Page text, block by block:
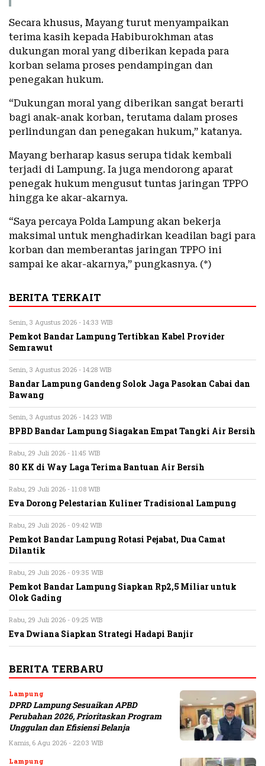
Secara khusus, Mayang turut menyampaikan
terima kasih kepada Habiburokhman atas
dukungan moral yang diberikan kepada para
korban selama proses pendampingan dan
penegakan hukum.
“Dukungan moral yang diberikan sangat berarti
bagi anak-anak korban, terutama dalam proses
perlindungan dan penegakan hukum,” katanya.
Mayang berharap kasus serupa tidak kembali
terjadi di Lampung. Ia juga mendorong aparat
penegak hukum mengusut tuntas jaringan TPPO
hingga ke akar-akarnya.
“Saya percaya Polda Lampung akan bekerja
maksimal untuk menghadirkan keadilan bagi para
korban dan memberantas jaringan TPPO ini
sampai ke akar-akarnya,” pungkasnya. (*)
BERITA TERKAIT
Senin, 3 Agustus 2026 - 14:33 WIB
Pemkot Bandar Lampung Tertibkan Kabel Provider
Semrawut
Senin, 3 Agustus 2026 - 14:28 WIB
Bandar Lampung Gandeng Solok Jaga Pasokan Cabai dan
Bawang
Senin, 3 Agustus 2026 - 14:23 WIB
BPBD Bandar Lampung Siagakan Empat Tangki Air Bersih
Rabu, 29 Juli 2026 - 11:45 WIB
80 KK di Way Laga Terima Bantuan Air Bersih
Rabu, 29 Juli 2026 - 11:08 WIB
Eva Dorong Pelestarian Kuliner Tradisional Lampung
Rabu, 29 Juli 2026 - 09:42 WIB
Pemkot Bandar Lampung Rotasi Pejabat, Dua Camat
Dilantik
Rabu, 29 Juli 2026 - 09:35 WIB
Pemkot Bandar Lampung Siapkan Rp2,5 Miliar untuk
Olok Gading
Rabu, 29 Juli 2026 - 09:25 WIB
Eva Dwiana Siapkan Strategi Hadapi Banjir
BERITA TERBARU
Lampung
DPRD Lampung Sesuaikan APBD
Perubahan 2026, Prioritaskan Program
Unggulan dan Efisiensi Belanja
Kamis, 6 Agu 2026 - 22:03 WIB
Lampung